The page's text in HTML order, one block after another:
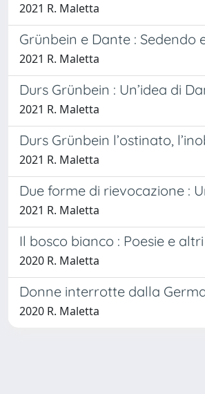
2021 R. Maletta
Grünbein e Dante :
2021 R. Maletta
Durs Grünbein : Un’idea di
2021 R. Maletta
Durs Grünbein l’ostinato,
2021 R. Maletta
Due forme di rievocazione :
2021 R. Maletta
Il bosco bianco : Poesie e
2020 R. Maletta
Donne interrotte dalla
2020 R. Maletta